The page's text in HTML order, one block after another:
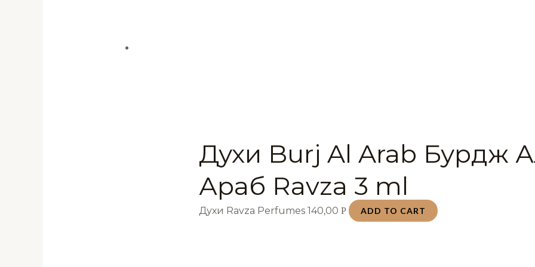
Духи Burj Al Arab Бурдж
Араб Ravza 3 ml
Духи Ravza Perfumes140,00Р ADD TO CART